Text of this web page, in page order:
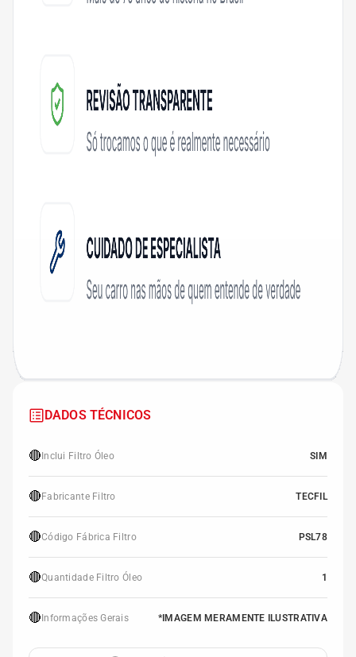
DADOS TÉCNICOS
🔴 Inclui Filtro Óleo SIM
🔴 Fabricante Filtro TECFIL
🔴Código Fábrica Filtro PSL78
🔴Quantidade Filtro Óleo 1
🔴 Informações Gerais *IMAGEM MERAMENTE ILUSTRATIVA